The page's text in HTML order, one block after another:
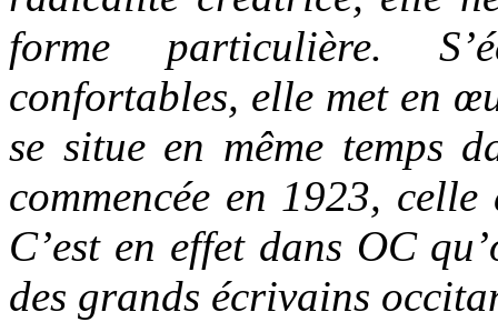
forme particulière.
confortables, elle met en
se situe en même temps
commencée en 1923,
C’est en effet dans OC
des grands écrivains